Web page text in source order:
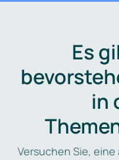
Es
in
Versuchen Sie,